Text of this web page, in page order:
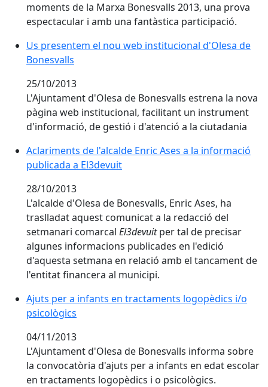
moments de la Marxa Bonesvalls 2013, una prova
espectacular i amb una fantàstica participació.
Us presentem el nou web institucional d'Olesa de
Us presentem el nou web institucional d'Olesa de
Bonesvalls
25/10/2013
L'Ajuntament d'Olesa de Bonesvalls estrena la nova
pàgina web institucional, facilitant un instrument
d'informació, de gestió i d'atenció a la ciutadania
Aclariments de l'alcalde Enric Ases a la informació
publicada a El3devuit
28/10/2013
L'alcalde d'Olesa de Bonesvalls, Enric Ases, ha
traslladat aquest comunicat a la redacció del
setmanari comarcal El3devuitper tal de precisar
algunes informacions publicades en l'edició
d'aquesta setmana en relació amb el tancament de
l'entitat financera al municipi.
Ajuts per a infants en tractaments logopèdics i/o
psicològics
04/11/2013
L'Ajuntament d'Olesa de Bonesvalls informa sobre
la convocatòria d'ajuts per a infants en edat escolar
en tractaments logopèdics i o psicològics.